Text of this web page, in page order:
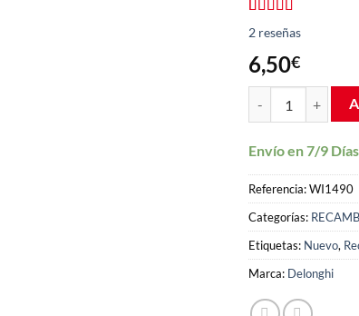
Valorado
con4.50
de 5 en
base a
2
valoraciones
de clientes
2 reseñas
6,50€
Portacápsulas
Envío en 7/9 Días
Referencia:WI1490
Categorías:
Etiquetas: Nuevo,
Marca: Delonghi